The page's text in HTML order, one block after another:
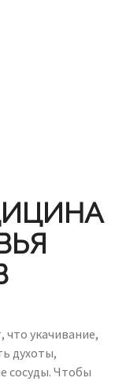
укачивание,
духоты,
сосуды. Чтобы